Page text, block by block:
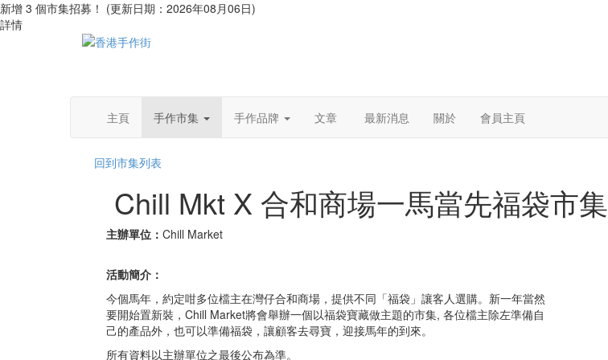
新增 3 個市集招募！ (更新日期：2026年08月06日)
詳情
主頁
手作市集 手作品牌 文章 最新消息 關於 會員主頁
回到市集列表
Chill Mkt X 合和商場一馬當先福袋市集
主辦單位： Chill Market
活動簡介：
今個馬年，約定咁多位檔主在灣仔合和商場，提供不同「福袋」讓客人選購。新一年當然
要開始置新裝，Chill Market將會舉辦一個以福袋寶藏做主題的市集, 各位檔主除左準備自
己的產品外，也可以準備福袋，讓顧客去尋寶，迎接馬年的到來。
所有資料以主辦單位之最後公布為準。